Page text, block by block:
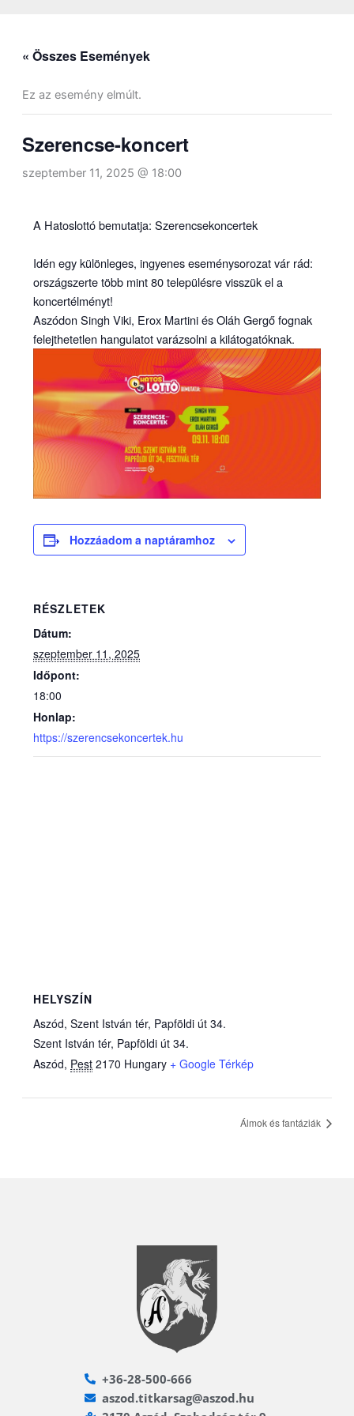
« Összes Események
Ez az esemény elmúlt.
Szerencse-koncert
szeptember 11, 2025 @ 18:00
A Hatoslottó bemutatja: Szerencsekoncertek
Idén egy különleges, ingyenes eseménysorozat vár rád:
országszerte több mint 80 településre visszük el a
koncertélményt!
Aszódon Singh Viki, Erox Martini és Oláh Gergő fognak
felejthetetlen hangulatot varázsolni a kilátogatóknak.
Hozzáadom a naptáramhoz
RÉSZLETEK
Dátum:
szeptember 11, 2025
Időpont:
18:00
Honlap:
https://szerencsekoncertek.hu
HELYSZÍN
Aszód, Szent István tér, Papföldi út 34.
Szent István tér, Papföldi út 34.
Aszód, Pest 2170 Hungary + Google Térkép
Álmok és fantáziák
+36-28-500-666
aszod.titkarsag@aszod.hu